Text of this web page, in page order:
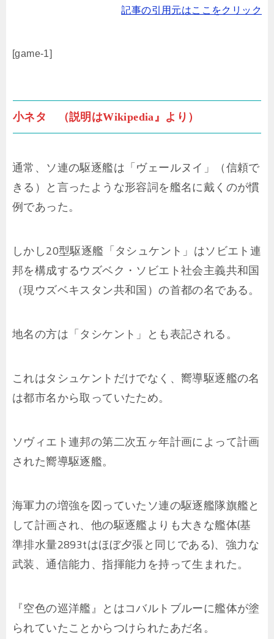
記事の引用元はここをクリック
[game-1]
小ネタ （説明はWikipedia』より）
通常、ソ連の駆逐艦は「ヴェールヌイ」（信頼で
きる）と言ったような形容詞を艦名に戴くのが慣
例であった。
しかし20型駆逐艦「タシュケント」はソビエト連
邦を構成するウズベク・ソビエト社会主義共和国
（現ウズベキスタン共和国）の首都の名である。
地名の方は「タシケント」とも表記される。
これはタシュケントだけでなく、嚮導駆逐艦の名
は都市名から取っていたため。
ソヴィエト連邦の第二次五ヶ年計画によって計画
された嚮導駆逐艦。
海軍力の増強を図っていたソ連の駆逐艦隊旗艦と
して計画され、他の駆逐艦よりも大きな艦体(基
準排水量2893tはほぼ夕張と同じである)、強力な
武装、通信能力、指揮能力を持って生まれた。
『空色の巡洋艦』とはコバルトブルーに艦体が塗
られていたことからつけられたあだ名。